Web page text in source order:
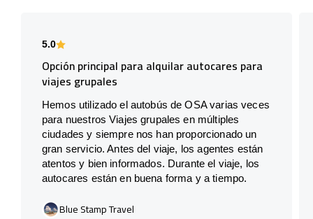
5.0
Opción principal para alquilar autocares para
viajes grupales
Hemos utilizado el autobús de OSA varias veces
para nuestros Viajes grupales en múltiples
ciudades y siempre nos han proporcionado un
gran servicio. Antes del viaje, los agentes están
atentos y bien informados. Durante el viaje, los
autocares están en buena forma y a tiempo.
Blue Stamp Travel